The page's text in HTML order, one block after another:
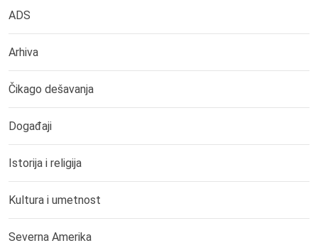
ADS
Arhiva
Čikago dešavanja
Događaji
Istorija i religija
Kultura i umetnost
Severna Amerika